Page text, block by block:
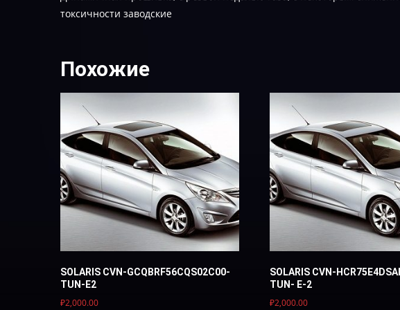
токсичности заводские
Похожие
SOLARIS CVN-GCQBRF56CQS02C00-
TUN-E2
₽2,000.00
SOLARIS CVN-
TUN- Е-2
₽2,000.00